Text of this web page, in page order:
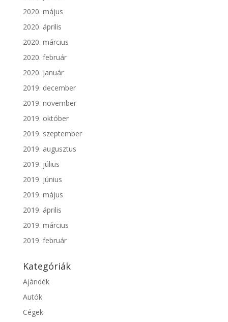
2020. május
2020. április
2020. március
2020. február
2020. január
2019. december
2019. november
2019. október
2019. szeptember
2019. augusztus
2019. július
2019. június
2019. május
2019. április
2019. március
2019. február
Kategóriák
Ajándék
Autók
Cégek